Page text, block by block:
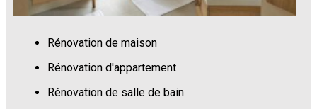
Rénovation de maison
Rénovation d'appartement
Rénovation de salle de bain